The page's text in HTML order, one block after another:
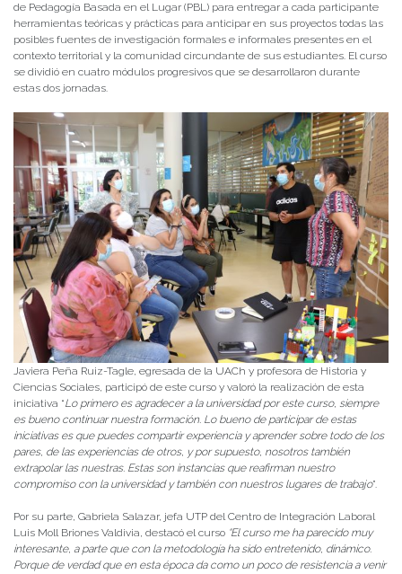
de Pedagogía Basada en el Lugar (PBL) para entregar a cada participante
herramientas teóricas y prácticas para anticipar en sus proyectos todas las
posibles fuentes de investigación formales e informales presentes en el
contexto territorial y la comunidad circundante de sus estudiantes. El curso
se dividió en cuatro módulos progresivos que se desarrollaron durante
estas dos jornadas.
Javiera Peña Ruiz-Tagle, egresada de la UACh y profesora de Historia y
Ciencias Sociales, participó de este curso y valoró la realización de esta
iniciativa “Lo primero es agradecer a la universidad por este curso, siempre
es bueno continuar nuestra formación. Lo bueno de participar de estas
iniciativas es que puedes compartir experiencia y aprender sobre todo de los
pares, de las experiencias de otros, y por supuesto, nosotros también
extrapolar las nuestras. Estas son instancias que reafirman nuestro
compromiso con la universidad y también con nuestros lugares de trabajo”.
Por su parte, Gabriela Salazar, jefa UTP del Centro de Integración Laboral
Luis Moll Briones Valdivia, destacó el curso “El curso me ha parecido muy
interesante, a parte que con la metodología ha sido entretenido, dinámico.
Porque de verdad que en esta época da como un poco de resistencia a venir